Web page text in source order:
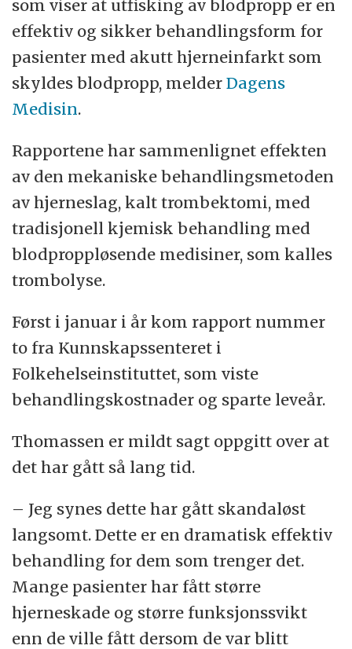
som viser at utfisking av blodpropp er en
effektiv og sikker behandlingsform for
pasienter med akutt hjerneinfarkt som
skyldes blodpropp, melder Dagens
Medisin.
Rapportene har sammenlignet effekten
av den mekaniske behandlingsmetoden
av hjerneslag, kalt trombektomi, med
tradisjonell kjemisk behandling med
blodproppløsende medisiner, som kalles
trombolyse.
Først i januar i år kom rapport nummer
to fra Kunnskapssenteret i
Folkehelseinstituttet, som viste
behandlingskostnader og sparte leveår.
Thomassen er mildt sagt oppgitt over at
det har gått så lang tid.
– Jeg synes dette har gått skandaløst
langsomt. Dette er en dramatisk effektiv
behandling for dem som trenger det.
Mange pasienter har fått større
hjerneskade og større funksjonssvikt
enn de ville fått dersom de var blitt